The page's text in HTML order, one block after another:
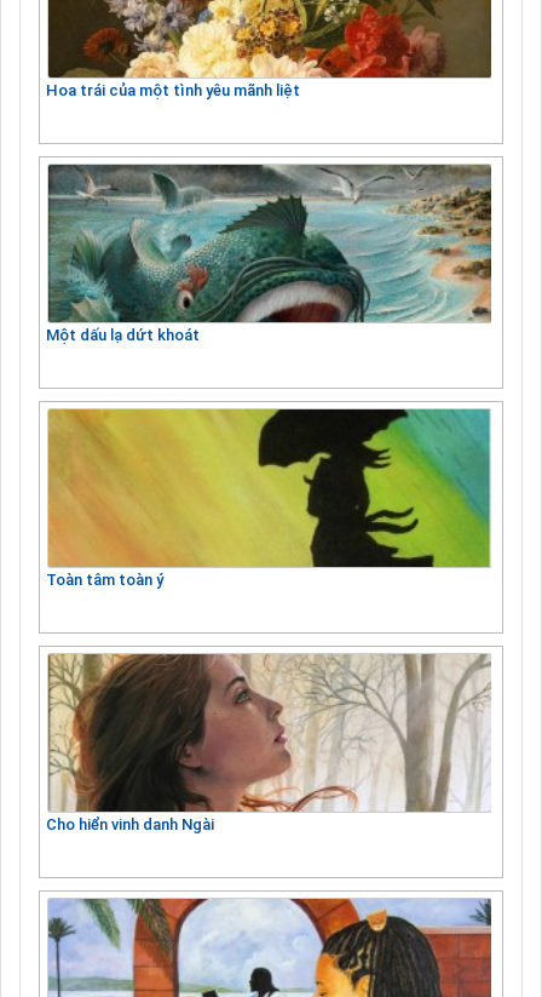
Hoa trái của một tình yêu mãnh liệt
Một dấu lạ dứt khoát
Toàn tâm toàn ý
Cho hiển vinh danh Ngài